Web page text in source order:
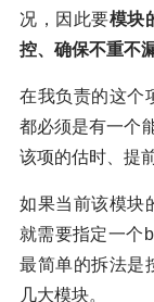
况，因此要模块
控、确保不重不
在我负责的这个
都必须是有一个
该项的估时、提
如果当前该模块
就需要指定一个
最简单的拆法是
几大模块。